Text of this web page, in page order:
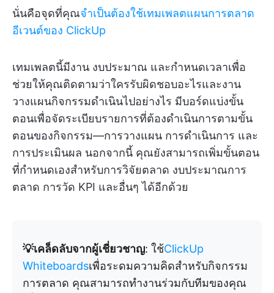
นั่นคือจุดที่คุณจำเป็นต้องใช้เทมเพลตแผนการตลาด
อีเวนต์ของ ClickUp
เทมเพลตนี้มีงาน งบประมาณ และกำหนดเวลาเพื่อ
ช่วยให้คุณติดตามว่าใครรับผิดชอบอะไรและงาน
วางแผนกิจกรรมดำเนินไปอย่างไร มีบอร์ดแบ่งขั้น
ตอนเพื่อจัดระเบียบรายการที่ต้องดำเนินการตามขั้น
ตอนของกิจกรรม—การวางแผน การดำเนินการ และ
การประเมินผล นอกจากนี้ คุณยังสามารถเพิ่มขั้นตอน
ที่กำหนดเองสำหรับการวิจัยตลาด งบประมาณการ
ตลาด การวัด KPI และอื่นๆ ได้อีกด้วย
💡เคล็ดลับจากผู้เชี่ยวชาญ: ใช้ClickUp
Whiteboardsเพื่อระดมความคิดสำหรับกิจกรรม
การตลาด คุณสามารถทำงานร่วมกับทีมของคุณ